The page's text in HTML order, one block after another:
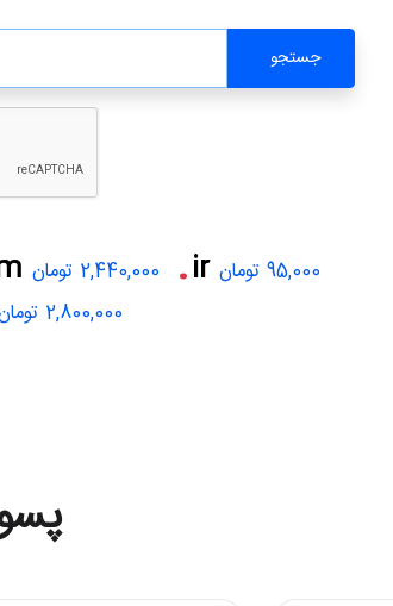
جستجو
95,000 تومان ir
. 2,440,000 تومان
2,800,000 تومان